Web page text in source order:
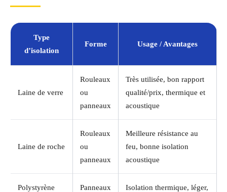
Type
d’isolation
Forme Usage / Avantages
Laine de verre
Rouleaux
ou
panneaux
Très utilisée, bon rapport
qualité/prix, thermique et
acoustique
Laine de roche
Rouleaux
ou
panneaux
Meilleure résistance au
feu, bonne isolation
acoustique
Polystyrène
Panneaux
Isolation thermique, léger,